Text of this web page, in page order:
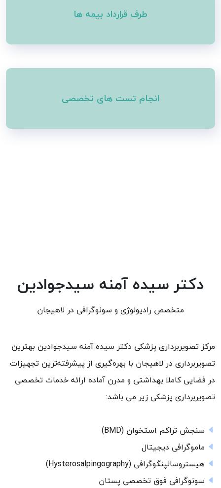
طرف قرارداد بیمه ها
انجام تست های تخصصی
دکتر سیده آمنه سیدجوادین
متخصص رادیولوژی و سونوگرافی در لاهیجان
مرکز تصویربرداری پزشکی دکتر سیده آمنه سیدجوادین بهترین
تصویربرداری در لاهیجان با بهره‌گیری از پیشرفته‌ترین تجهیزات
در فضایی کاملا بهداشتی و مدرن آماده ارائه خدمات تخصصی
تصویربرداری پزشکی زیر می باشد:
سنجش تراکم استخوان (BMD)
ماموگرافی دیجیتال
هیستروسالپنگوگرافی (Hysterosalpingography)
سونوگرافی فوق تخصصی پستان